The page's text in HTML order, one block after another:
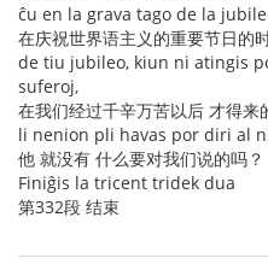
ĉu en la grava tago de la
在庆祝世界语主义的重要节日的
de tiu jubileo, kiun ni atingis
suferoj,
在我们经过千辛万苦以后 才得来
li nenion pli havas por diri al
他 就没有 什么要对我们说的吗？
Finiĝis la tricent tridek dua
第332段 结束